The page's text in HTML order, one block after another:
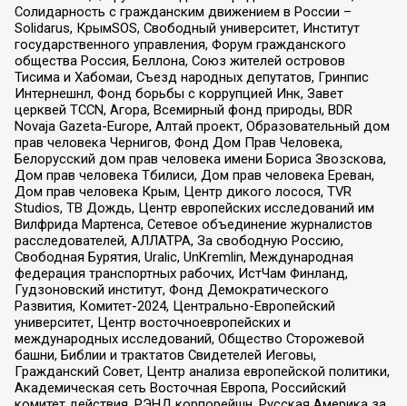
Солидарность с гражданским движением в России –
Solidarus, КрымSOS, Свободный университет, Институт
государственного управления, Форум гражданского
общества Россия, Беллона, Союз жителей островов
Тисима и Хабомаи, Съезд народных депутатов, Гринпис
Интернешнл, Фонд борьбы с коррупцией Инк, Завет
церквей TCCN, Агора, Всемирный фонд природы, BDR
Novaja Gazeta-Europe, Алтай проект, Образовательный дом
прав человека Чернигов, Фонд Дом Прав Человека,
Белорусский дом прав человека имени Бориса Звозскова,
Дом прав человека Тбилиси, Дом прав человека Ереван,
Дом прав человека Крым, Центр дикого лосося, TVR
Studios, ТВ Дождь, Центр европейских исследований им
Вилфрида Мартенса, Сетевое объединение журналистов
расследователей, АЛЛАТРА, За свободную Россию,
Свободная Бурятия, Uralic, UnKremlin, Международная
федерация транспортных рабочих, ИстЧам Финланд,
Гудзоновский институт, Фонд Демократического
Развития, Комитет-2024, Центрально-Европейский
университет, Центр восточноевропейских и
международных исследований, Общество Сторожевой
башни, Библии и трактатов Свидетелей Иеговы,
Гражданский Совет, Центр анализа европейской политики,
Академическая сеть Восточная Европа, Российский